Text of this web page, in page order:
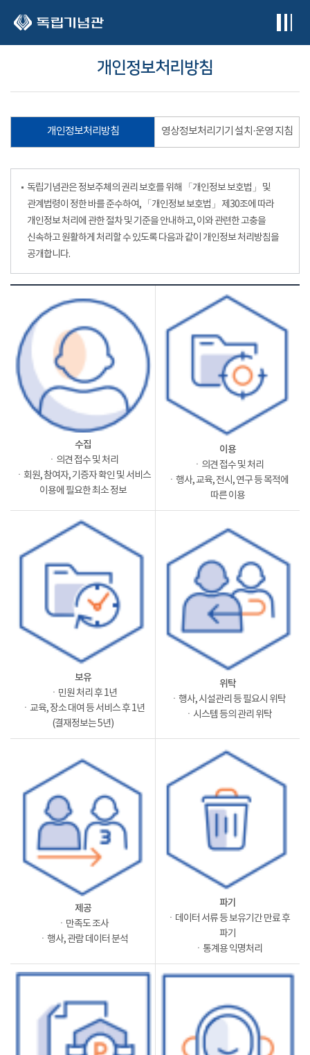
개인정보처리방침
개인정보처리방침 영상정보처리기기 설치·운영 지침
독립기념관은 정보주체의 권리 보호를 위해 「개인정보 보호법」 및
관계법령이 정한 바를 준수하여, 「개인정보 보호법」 제30조에 따라
개인정보 처리에 관한 절차 및 기준을 안내하고, 이와 관련한 고충을
신속하고 원활하게 처리할 수 있도록 다음과 같이 개인정보 처리방침을
공개합니다.
수집
ㆍ의견 접수 및 처리
ㆍ회원, 참여자, 기증자 확인 및 서비스
이용에 필요한 최소 정보
이용
ㆍ의견 접수 및 처리
ㆍ행사, 교육, 전시, 연구 등 목적에
따른 이용
보유
ㆍ민원 처리 후 1년
ㆍ교육, 장소 대여 등 서비스 후 1년
(결재정보는 5년)
위탁
ㆍ행사, 시설관리 등 필요시 위탁
ㆍ시스템 등의 관리 위탁
제공
ㆍ만족도 조사
ㆍ행사, 관람 데이터 분석
파기
ㆍ데이터 서류 등 보유기간 만료 후
파기
ㆍ통계용 익명처리